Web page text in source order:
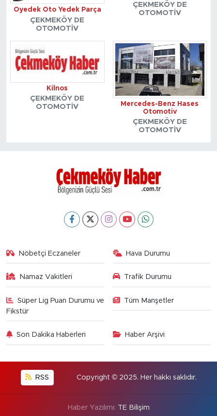
Oyedek Oto Yedek Parça
ÇEKMEKÖY DE
OTOMOTIV
ÇEKMEKÖY DE
OTOMOTIV
Kilnos
ÇEKMEKÖY DE
OTOMOTIV
Mercedes-Benz Hases
Otomotiv
ÇEKMEKÖY DE
OTOMOTIV
Nöbetçi Eczaneler Hava Durumu
Namaz Vakitleri Trafik Durumu
Süper Lig Puan Durumu ve
Fikstür
Tüm Manşetler
Son Dakika Haberleri Haber Arşivi
RSS Copyright © 2025. Her hakkı saklıdır.
Haber Yazılımı: TE Bilişim